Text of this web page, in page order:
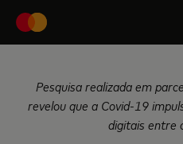
Pesquisa realizada em
revelou que a Covid-19
digitais entre